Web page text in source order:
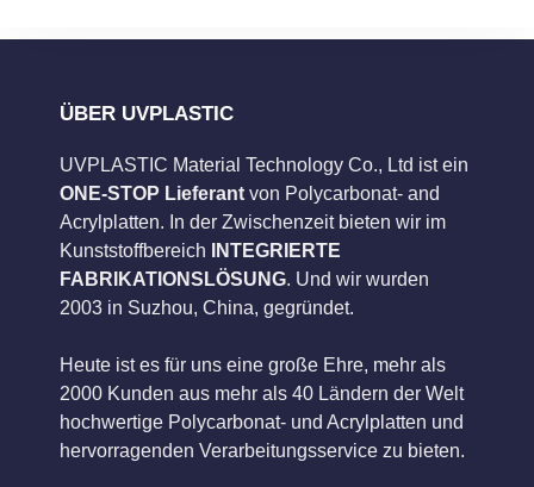
ÜBER UVPLASTIC
UVPLASTIC Material Technology Co., Ltd ist ein
ONE-STOP Lieferant von Polycarbonat- and
Acrylplatten. In der Zwischenzeit bieten wir im
Kunststoffbereich
INTEGRIERTE
FABRIKATIONSLÖSUNG. Und wir wurden
2003 in Suzhou, China, gegründet.
Heute ist es für uns eine große Ehre, mehr als
2000 Kunden aus mehr als 40 Ländern der Welt
hochwertige Polycarbonat- und Acrylplatten und
hervorragenden Verarbeitungsservice zu bieten.